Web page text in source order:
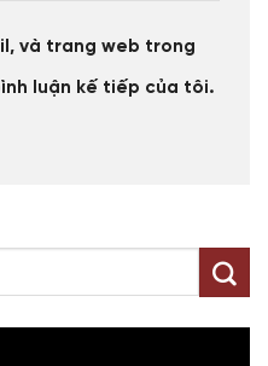
và trang web trong
luận kế tiếp của tôi.